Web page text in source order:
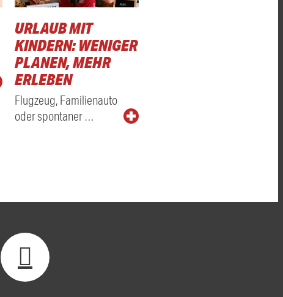
URLAUB MIT
KINDERN: WENIGER
PLANEN, MEHR
ERLEBEN
Flugzeug, Familienauto
oder spontaner …